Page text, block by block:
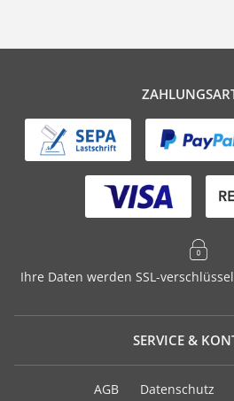
Ihre Daten werden SSL-
SERVICE &
AGB Datenschutz